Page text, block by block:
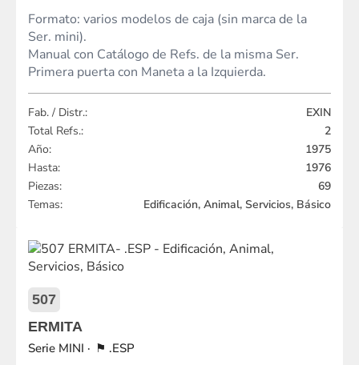
Formato: varios modelos de caja (sin marca de la
Ser. mini).
Manual con Catálogo de Refs. de la misma Ser.
Primera puerta con Maneta a la Izquierda.
Fab. / Distr.:
EXIN
Total Refs.:
2
Año:
1975
Hasta:
1976
Piezas:
69
Temas:
Edificación, Animal, Servicios, Básico
507
ERMITA
MINI
.ESP